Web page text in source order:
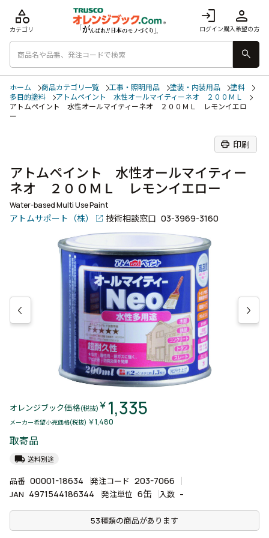
login
ログイン
person
購入希望の方
category
カテゴリ
search
ホーム 商品カテゴリ一覧 工事・照明用品 塗装・内装用品
塗料
多目的塗料
アトムペイント 水性オールマイティーネオ ２００ＭＬ
アトムペイント 水性オールマイティーネオ ２００ＭＬ レモンイエロ
ー
print 印刷
アトムペイント 水性オールマイティー
ネオ ２００ＭＬ レモンイエロー
Water-based Multi Use Paint
アトムサポート（株） 技術相談窓口 03-3969-3160
オレンジブック価格(税抜) ￥ 1,335
メーカー希望小売価格(税抜) ￥1,480
取寄品
local_shipping 送料別途
品番 00001-18634 発注コード 203-7066
JAN 4971544186344 発注単位 6缶 入数 -
53種類の商品があります